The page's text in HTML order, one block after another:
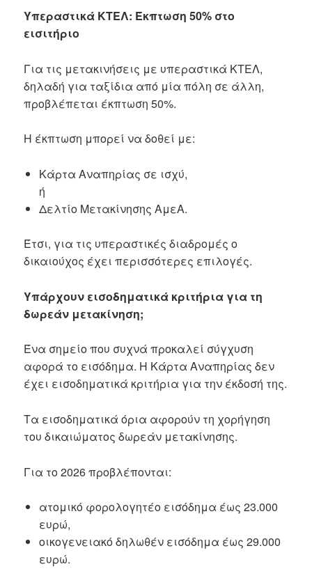
Υπεραστικά ΚΤΕΛ: Έκπτωση 50% στο
εισιτήριο
Για τις μετακινήσεις με υπεραστικά ΚΤΕΛ,
δηλαδή για ταξίδια από μία πόλη σε άλλη,
προβλέπεται έκπτωση 50%.
Η έκπτωση μπορεί να δοθεί με:
Κάρτα Αναπηρίας σε ισχύ,
ή
Δελτίο Μετακίνησης ΑμεΑ.
Έτσι, για τις υπεραστικές διαδρομές ο
δικαιούχος έχει περισσότερες επιλογές.
Υπάρχουν εισοδηματικά κριτήρια για τη
δωρεάν μετακίνηση;
Ένα σημείο που συχνά προκαλεί σύγχυση
αφορά το εισόδημα. Η Κάρτα Αναπηρίας δεν
έχει εισοδηματικά κριτήρια για την έκδοσή της.
Τα εισοδηματικά όρια αφορούν τη χορήγηση
του δικαιώματος δωρεάν μετακίνησης.
Για το 2026 προβλέπονται:
ατομικό φορολογητέο εισόδημα έως 23.000
ευρώ,
οικογενειακό δηλωθέν εισόδημα έως 29.000
ευρώ.